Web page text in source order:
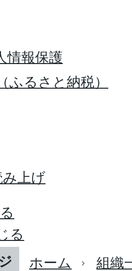
情報保護
ふるさと納税）
み上げ
る
ホーム 組織